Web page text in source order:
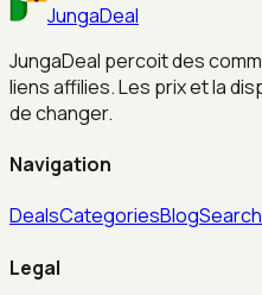
JungaDeal
JungaDeal percoit des
liens affilies. Les prix et la
de changer.
Navigation
DealsCategoriesBlogSearch
Legal